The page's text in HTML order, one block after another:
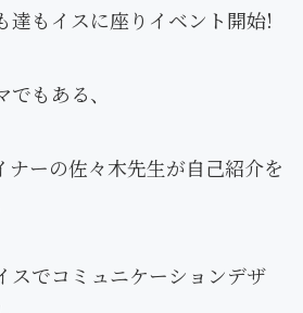
達もイスに座りイベント開始!
もある、
ナーの佐々木先生が自己紹介を
スでコミュニケーションデザ